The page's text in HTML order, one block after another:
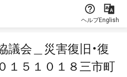
ヘルプEnglish
議会＿災害復旧・復
１５１０１８三市町